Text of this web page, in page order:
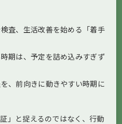
査、生活改善を始める「着手
期は、予定を詰め込みすぎず
、前向きに動きやすい時期に
」と捉えるのではなく、行動